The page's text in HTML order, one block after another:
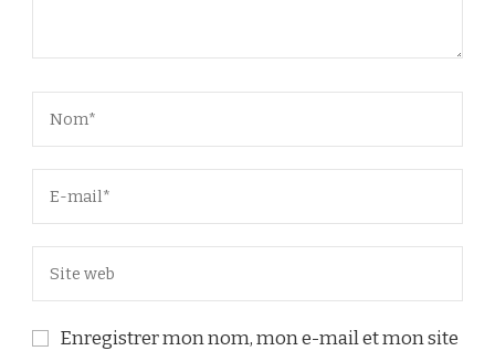
Enregistrer mon nom, mon e-mail et mon site